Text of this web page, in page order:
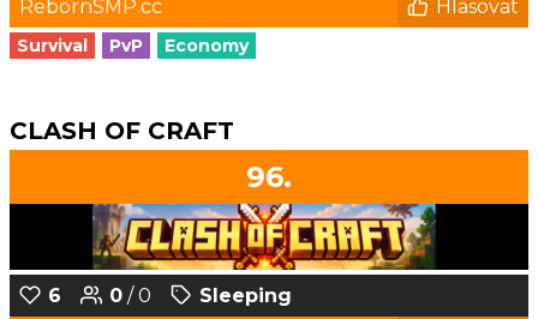
RebornSMP.cc Hlasovat
Survival PvP Economy
CLASH OF CRAFT
96.
6 0 / 0
Sleeping